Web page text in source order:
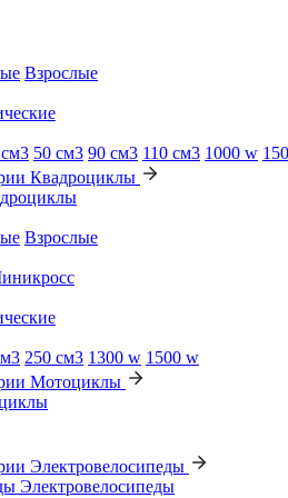
Взрослые
50 см3 90 см3 110 см3 1000 w
Квадроциклы
Взрослые
250 см3 1300 w 1500 w
Мотоциклы
Электровелосипеды
Электровелосипеды